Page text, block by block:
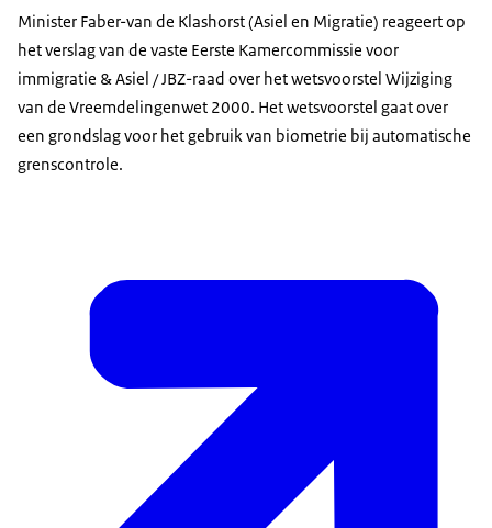
Minister Faber-van de Klashorst (Asiel en Migratie) reageert op
het verslag van de vaste Eerste Kamercommissie voor
immigratie & Asiel / JBZ-raad over het wetsvoorstel Wijziging
van de Vreemdelingenwet 2000. Het wetsvoorstel gaat over
een grondslag voor het gebruik van biometrie bij automatische
grenscontrole.